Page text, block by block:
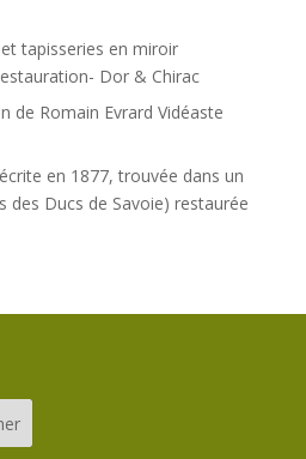
tapisseries en miroir
Dor & Chirac
de Romain Evrard Vidéaste
en 1877, trouvée dans un
des Ducs de Savoie) restaurée